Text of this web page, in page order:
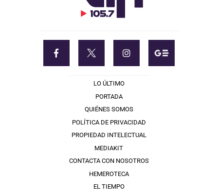
LO ÚLTIMO
PORTADA
QUIÉNES SOMOS
POLÍTICA DE PRIVACIDAD
PROPIEDAD INTELECTUAL
MEDIAKIT
CONTACTA CON NOSOTROS
HEMEROTECA
EL TIEMPO